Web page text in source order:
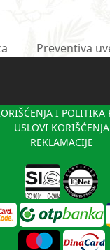
next
Preventiva
I POLITIKA
USLOVI KORIŠĆENJA
REKLAMACIJE